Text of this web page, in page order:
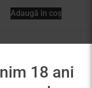
Adaugă în coș
18 ani